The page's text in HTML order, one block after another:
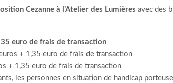
Cezanne à l’Atelier des Lumières avec des
euro de frais de transaction
+ 1,35 euro de frais de transaction
+ 1,35 euro de frais de transaction
les personnes en situation de handicap